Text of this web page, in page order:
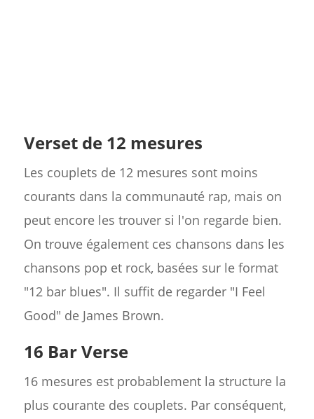
Verset de 12 mesures
Les couplets de 12 mesures sont moins
courants dans la communauté rap, mais on
peut encore les trouver si l'on regarde bien.
On trouve également ces chansons dans les
chansons pop et rock, basées sur le format
"12 bar blues". Il suffit de regarder "I Feel
Good" de James Brown.
16 Bar Verse
16 mesures est probablement la structure la
plus courante des couplets. Par conséquent,